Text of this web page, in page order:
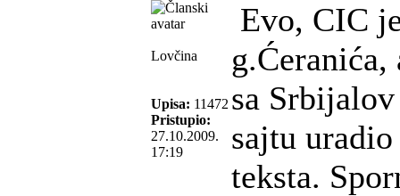
Lovčina
Upisa: 11472
Pristupio:
27.10.2009.
17:19
Evo, CIC
g.Ćeranića,
sa
sajtu
teksta.